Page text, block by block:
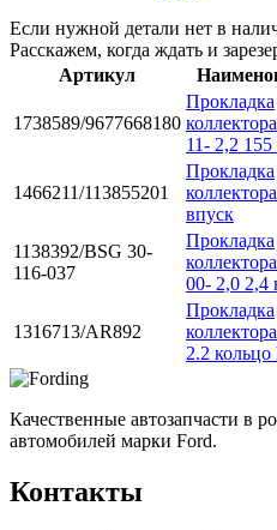
Если нужной детали нет в
Расскажем, когда ждать и
Артикул
1738589/9677668180
Прокладка
11- 2,2
1466211/113855201
Прокладка
впуск
1138392/BSG 30-
116-037
Прокладка
00- 2,0 2,4
1316713/AR892
Прокладка
2.2
Качественные автозапчасти в
автомобилей марки Ford.
Контакты